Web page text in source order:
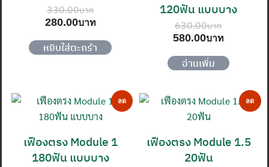
330.00
Original
was:
330.00฿.
280.00
Current
is:
280.00฿.
หยิบใส่ตะกร้า
120ฟัน แบบบาง
630.00
Original
was:
630.00฿.
580.00
is:
580.00฿
อ่านเพิ่ม
ลด
เฟืองตรง Module 1
180ฟัน แบบบาง
ลด
เฟืองตรง Module 1.5
20ฟัน